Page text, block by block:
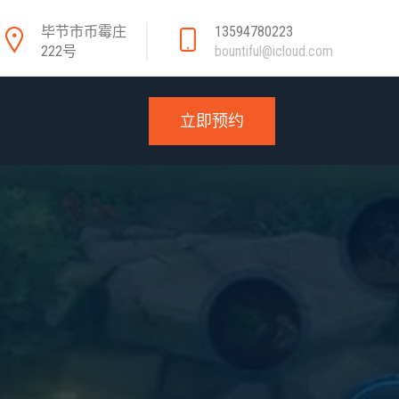
毕节市币霉庄
222号
13594780223
bountiful@icloud.com
立即预约